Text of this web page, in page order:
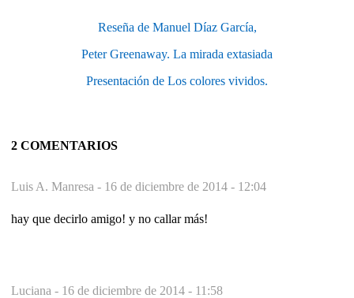
Reseña de Manuel Díaz García,
Peter Greenaway. La mirada extasiada
Presentación de Los colores vividos.
2 COMENTARIOS
Luis A. Manresa - 16 de diciembre de 2014 - 12:04
hay que decirlo amigo! y no callar más!
Luciana - 16 de diciembre de 2014 - 11:58